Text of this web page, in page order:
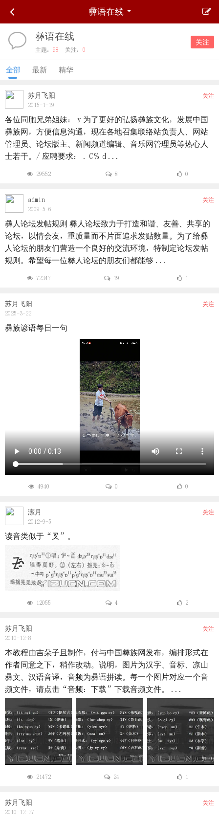
彝语在线
关注
彝语在线
主题： 98 关注： 0
全部 最新 精华
苏月飞阳
2015-1-19
关注
各位同胞兄弟姐妹： y 为了更好的弘扬彝族文化，发展中国
彝族网，方便信息沟通，现在各地召集联络站负责人、网站
管理员、论坛版主、新闻频道编辑、音乐网管理员等热心人
士若干。/ 应聘要求： . C% d ...
29552 8 0
admin
2009-5-6
关注
彝人论坛发帖规则 彝人论坛致力于打造和谐、友善、共享的
论坛，以情会友，重质量而不片面追求发贴数量。为了给彝
人论坛的朋友们营造一个良好的交流环境，特制定论坛发帖
规则。希望每一位彝人论坛的朋友们都能够 ...
72347 19 1
苏月飞阳
2025-3-22
关注
彝族谚语每日一句
4940 0 0
潆月
2012-9-5
关注
读音类似于“叉”。
12055 4 2
苏月飞阳
2010-12-8
关注
本教程由吉朵子且制作，付与中国彝族网发布，编排形式在
作者同意之下，稍作改动。说明，图片为汉字、音标、凉山
彝文、汉语音译，音频为彝语拼读。每一个图片对应一个音
频文件，请点击“音频：下载”下载音频文件。 ...
21472 24 1
苏月飞阳
2010-12-27
关注